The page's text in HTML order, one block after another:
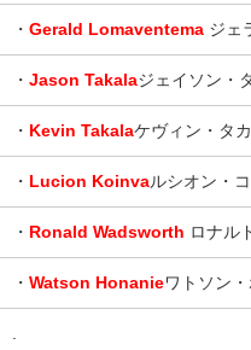
・ Gerald Lomaventema ジェ
・ Jason Takalaジェイソン・
・ Kevin Takalaケヴィン・タ
・ Lucion Koinvaルシオン・
・ Ronald Wadsworth ロナル
・ Watson Honanieワトソン
.